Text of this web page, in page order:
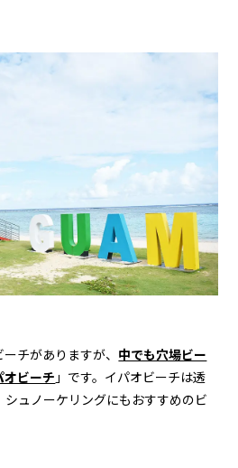
チがありますが、 中でも穴場ビー
オビーチ 」です。イパオビーチは透
ュノーケリングにもおすすめのビ